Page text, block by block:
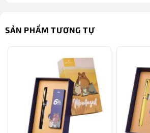
học sinh có thể thỏa sức sáng tạo
khác nhau, giúp nét chữ trở nên
hơn khi luyện chữ và làm bài tập.
Bút máy học sinh cao cấp
Montagut màu hồng
SẢN PHẨM TƯƠNG TỰ